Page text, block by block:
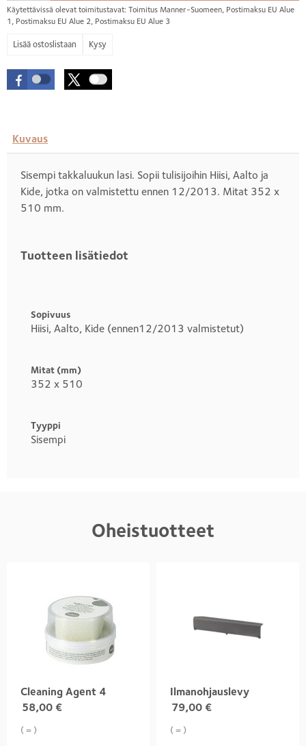
Käytettävissä olevat toimitustavat: Toimitus Manner-Suomeen, Postimaksu EU Alue
1, Postimaksu EU Alue 2, Postimaksu EU Alue 3
Kysy
Kuvaus
Sisempi takkaluukun lasi. Sopii tulisijoihin Hiisi, Aalto ja
Kide, jotka on valmistettu ennen 12/2013. Mitat 352 x
510 mm.
Tuotteen lisätiedot
Sopivuus
Hiisi, Aalto, Kide (ennen12/2013 valmistetut)
Mitat (mm)
352 x 510
Tyyppi
Sisempi
Oheistuotteet
Cleaning Agent 4
58,00 €
( = )
Ilmanohjauslevy
79,00 €
( = )